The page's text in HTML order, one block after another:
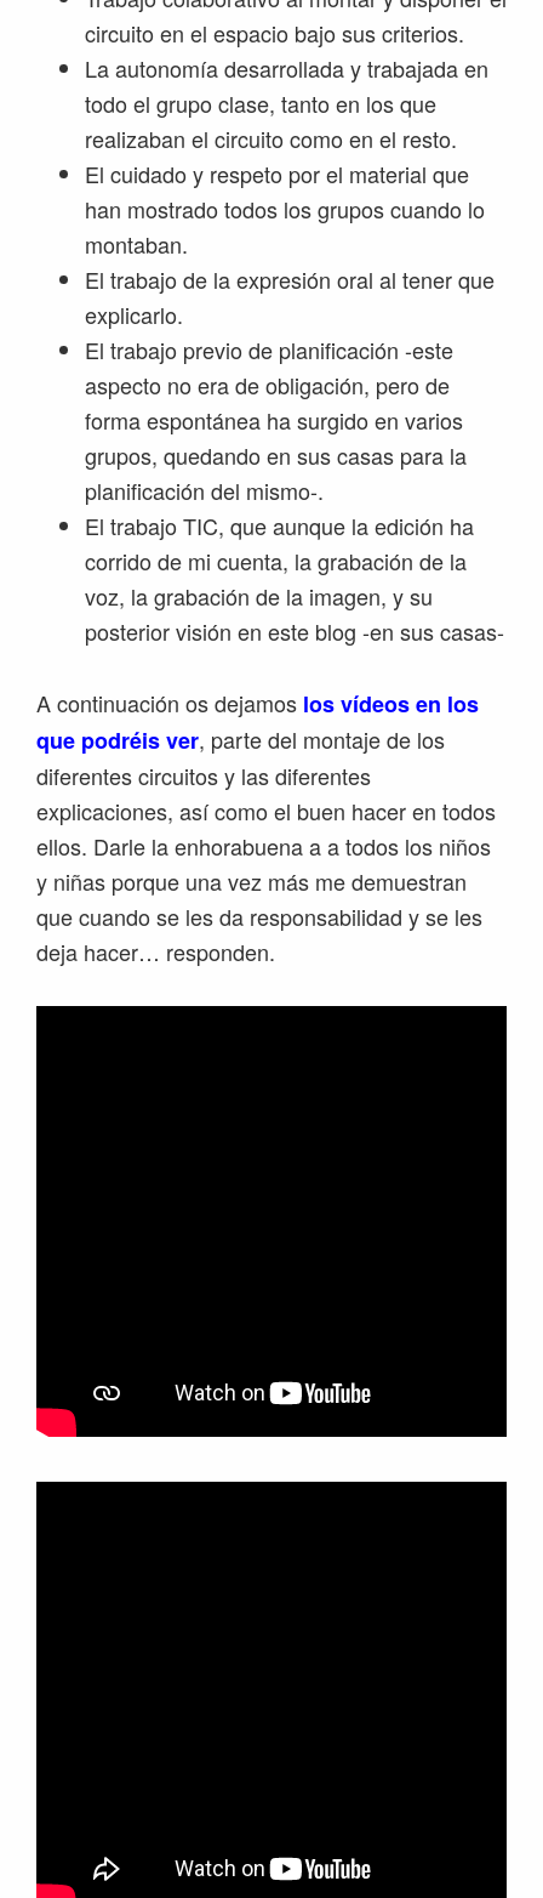
circuito en el espacio bajo sus criterios.
La autonomía desarrollada y trabajada en
todo el grupo clase, tanto en los que
realizaban el circuito como en el resto.
El cuidado y respeto por el material que
han mostrado todos los grupos cuando lo
montaban.
El trabajo de la expresión oral al tener que
explicarlo.
El trabajo previo de planificación -este
aspecto no era de obligación, pero de
forma espontánea ha surgido en varios
grupos, quedando en sus casas para la
planificación del mismo-.
El trabajo TIC, que aunque la edición ha
corrido de mi cuenta, la grabación de la
voz, la grabación de la imagen, y su
posterior visión en este blog -en sus casas-
A continuación os dejamos los vídeos en los
que podréis ver, parte del montaje de los
diferentes circuitos y las diferentes
explicaciones, así como el buen hacer en todos
ellos. Darle la enhorabuena a a todos los niños
y niñas porque una vez más me demuestran
que cuando se les da responsabilidad y se les
deja hacer… responden.